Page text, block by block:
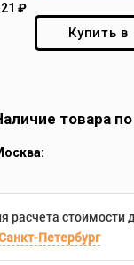
₽
Купить в
товара
расчета стоимости
Петербург